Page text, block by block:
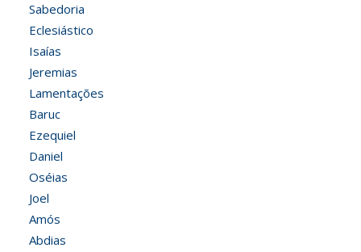
Sabedoria
Eclesiástico
Isaías
Jeremias
Lamentações
Baruc
Ezequiel
Daniel
Oséias
Joel
Amós
Abdias